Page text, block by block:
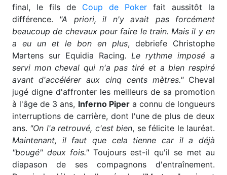
final, le fils de Coup de Poker fait aussitôt la
différence. "A priori, il n'y avait pas forcément
beaucoup de chevaux pour faire le train. Mais il y en
a eu un et le bon en plus, debriefe Christophe
Martens sur Equidia Racing. Le rythme imposé a
servi mon cheval qui n'a pas tiré et a bien respiré
avant d'accélérer aux cinq cents mètres."Cheval
jugé digne d'affronter les meilleurs de sa promotion
à l'âge de 3 ans, Inferno Pipera connu de longueurs
interruptions de carrière, dont l'une de plus de deux
ans. "On l'a retrouvé, c'est bien, se félicite le lauréat.
Maintenant, il faut que cela tienne car il a déjà
"bougé" deux fois."Toujours est-il qu'il se met au
diapason de ses compagnons d'entraînement.